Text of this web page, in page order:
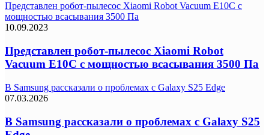
Представлен робот-пылесос Xiaomi Robot Vacuum E10C с
мощностью всасывания 3500 Па
10.09.2023
Представлен робот-пылесос Xiaomi Robot
Vacuum E10C с мощностью всасывания 3500 Па
В Samsung рассказали о проблемах с Galaxy S25 Edge
07.03.2026
В Samsung рассказали о проблемах с Galaxy S25